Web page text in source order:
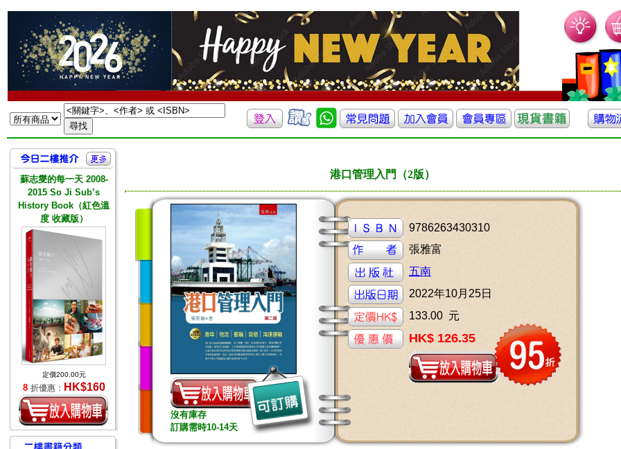
蘇志燮的每一天 2008-
2015 So Ji Sub’s
History Book（紅色溫
度 收藏版）
定價200.00元
8 折優惠： HK$160
港口管理入門（2版）
沒有庫存
訂購需時10-14天
9786263430310
張雅富
五南
2022年10月25日
133.00 元
HK$ 126.35